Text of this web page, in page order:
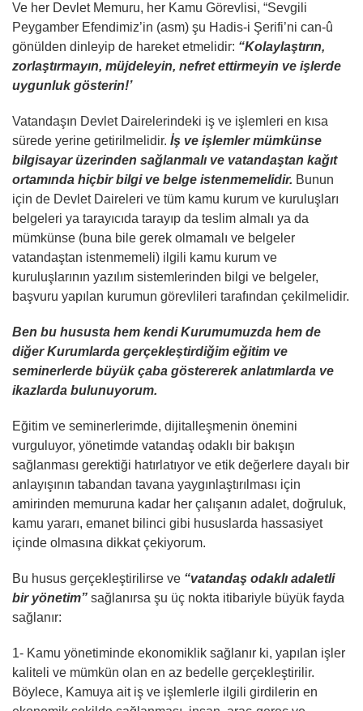
Ve her Devlet Memuru, her Kamu Görevlisi, “Sevgili
Peygamber Efendimiz’in (asm) şu Hadis-i Şerifi’ni can-û
gönülden dinleyip de hareket etmelidir: “Kolaylaştırın,
zorlaştırmayın, müjdeleyin, nefret ettirmeyin ve işlerde
uygunluk gösterin!’
Vatandaşın Devlet Dairelerindeki iş ve işlemleri en kısa
sürede yerine getirilmelidir. İş ve işlemler mümkünse
bilgisayar üzerinden sağlanmalı ve vatandaştan kağıt
ortamında hiçbir bilgi ve belge istenmemelidir. Bunun
için de Devlet Daireleri ve tüm kamu kurum ve kuruluşları
belgeleri ya tarayıcıda tarayıp da teslim almalı ya da
mümkünse (buna bile gerek olmamalı ve belgeler
vatandaştan istenmemeli) ilgili kamu kurum ve
kuruluşlarının yazılım sistemlerinden bilgi ve belgeler,
başvuru yapılan kurumun görevlileri tarafından çekilmelidir.
Ben bu hususta hem kendi Kurumumuzda hem de
diğer Kurumlarda gerçekleştirdiğim eğitim ve
seminerlerde büyük çaba göstererek anlatımlarda ve
ikazlarda bulunuyorum.
Eğitim ve seminerlerimde, dijitalleşmenin önemini
vurguluyor, yönetimde vatandaş odaklı bir bakışın
sağlanması gerektiği hatırlatıyor ve etik değerlere dayalı bir
anlayışının tabandan tavana yaygınlaştırılması için
amirinden memuruna kadar her çalışanın adalet, doğruluk,
kamu yararı, emanet bilinci gibi hususlarda hassasiyet
içinde olmasına dikkat çekiyorum.
Bu husus gerçekleştirilirse ve “vatandaş odaklı adaletli
bir yönetim” sağlanırsa şu üç nokta itibariyle büyük fayda
sağlanır:
1- Kamu yönetiminde ekonomiklik sağlanır ki, yapılan işler
kaliteli ve mümkün olan en az bedelle gerçekleştirilir.
Böylece, Kamuya ait iş ve işlemlerle ilgili girdilerin en